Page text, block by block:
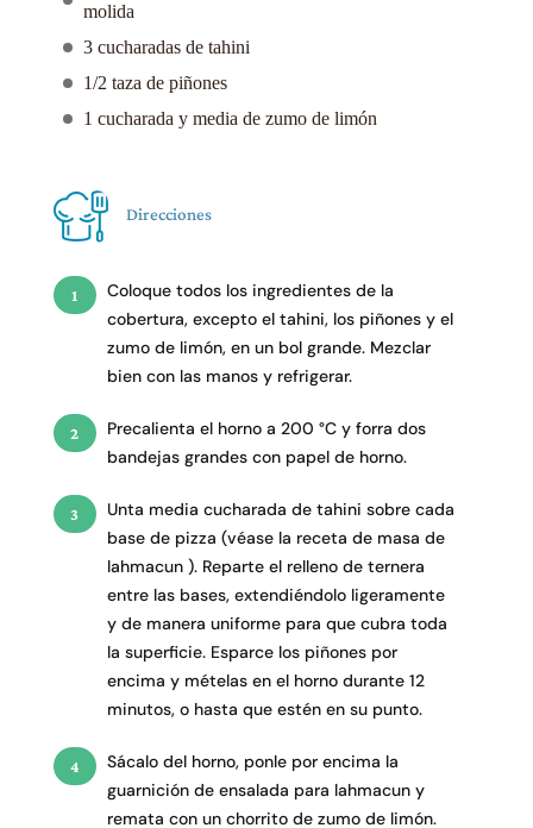
molida
3 cucharadas de tahini
1/2 taza de piñones
1 cucharada y media de zumo de limón
Direcciones
Coloque todos los ingredientes de la
cobertura, excepto el tahini, los piñones y el
zumo de limón, en un bol grande. Mezclar
bien con las manos y refrigerar.
Precalienta el horno a 200 °C y forra dos
bandejas grandes con papel de horno.
Unta media cucharada de tahini sobre cada
base de pizza (véase la receta de masa de
lahmacun). Reparte el relleno de ternera
entre las bases, extendiéndolo ligeramente
y de manera uniforme para que cubra toda
la superficie. Esparce los piñones por
encima y mételas en el horno durante 12
minutos, o hasta que estén en su punto.
Sácalo del horno, ponle por encima la
guarnición de ensalada para lahmacuny
remata con un chorrito de zumo de limón.